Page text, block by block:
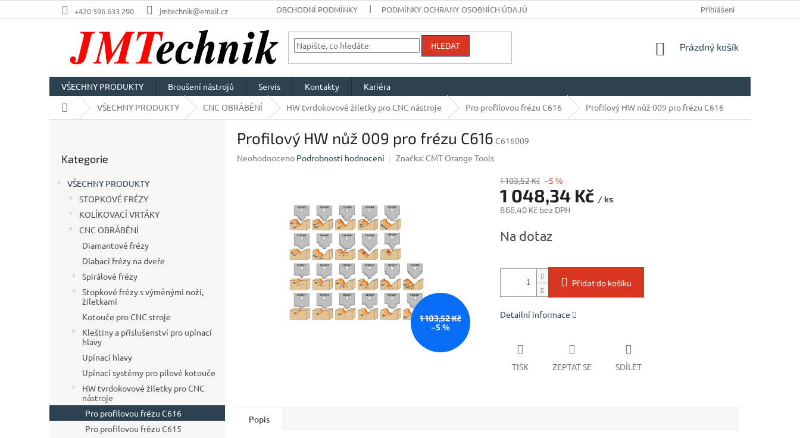
na
+420 596 633 290 jmtechnik@email.cz OBCHODNÍ PODMÍNKY PODMÍNKY OCHRANY OSOBNÍCH ÚDAJŮ Přihlášení
HLEDAT
NÁKUPNÍ
Prázdný košík
VŠECHNY PRODUKTY Broušení nástrojů Servis Kontakty
Kariéra
Domů VŠECHNY PRODUKTY CNC OBRÁBĚNÍ HW tvrdokovové žiletky pro CNC nástroje Pro profilovou frézu C616 Profilový HW nůž 009 pro frézu C616
kategorie
Kategorie
VŠECHNY PRODUKTY
STOPKOVÉ FRÉZY
KOLÍKOVACÍ VRTÁKY
CNC OBRÁBĚNÍ
Diamantové frézy
Dlabací frézy na dveře
Spirálové frézy
Stopkové frézy s výměnými noži,
žiletkami
Kotouče pro CNC stroje
Kleštiny a příslušenství pro upínací
hlavy
Upínací hlavy
Upínací systémy pro pilové kotouče
HW tvrdokovové žiletky pro CNC
nástroje
Pro profilovou frézu C616
Pro profilovou frézu C615
Profilový HW nůž 009 pro frézu C616 C616009
Průměrné
Neohodnoceno Podrobnosti hodnocení Značka: CMT Orange Tools
1 103,52 Kč
–5 %
1 103,52 Kč –5 %
1 048,34 Kč / ks
866,40 Kč bez DPH
cena:
Na dotaz
Přidat do košíku
Detailní informace
TISK ZEPTAT SE SDÍLET
Popis